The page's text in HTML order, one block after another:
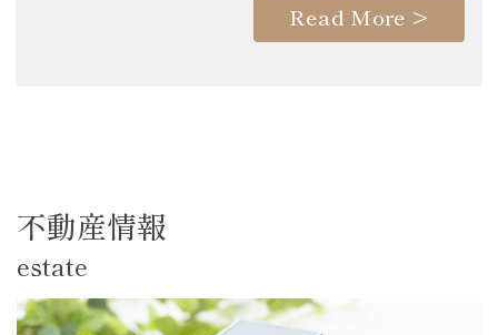
Read More >
不動産情報
estate